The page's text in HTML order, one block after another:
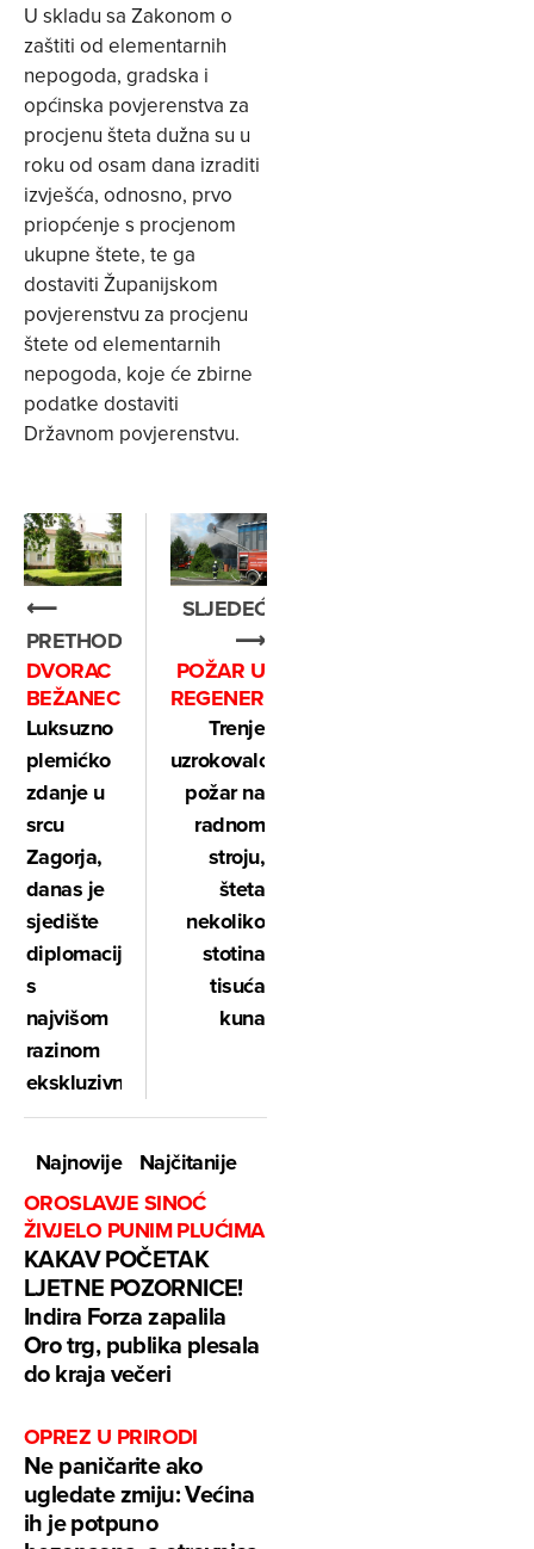
U skladu sa Zakonom o
zaštiti od elementarnih
nepogoda, gradska i
općinska povjerenstva za
procjenu šteta dužna su u
roku od osam dana izraditi
izvješća, odnosno, prvo
priopćenje s procjenom
ukupne štete, te ga
dostaviti Županijskom
povjerenstvu za procjenu
štete od elementarnih
nepogoda, koje će zbirne
podatke dostaviti
Državnom povjerenstvu.
⟵
PRETHODNO
DVORAC
BEŽANEC
Luksuzno
plemićko
zdanje u
srcu
Zagorja,
danas je
sjedište
diplomacije
s
najvišom
razinom
ekskluzivnosti
SLJEDEĆE
⟶
POŽAR U
REGENERACIJI
Trenje
uzrokovalo
požar na
radnom
stroju,
šteta
nekoliko
stotina
tisuća
kuna
Najnovije
Najčitanije
OROSLAVJE SINOĆ
ŽIVJELO PUNIM PLUĆIMA
KAKAV POČETAK
LJETNE POZORNICE!
Indira Forza zapalila
Oro trg, publika plesala
do kraja večeri
OPREZ U PRIRODI
Ne paničarite ako
ugledate zmiju: Većina
ih je potpuno